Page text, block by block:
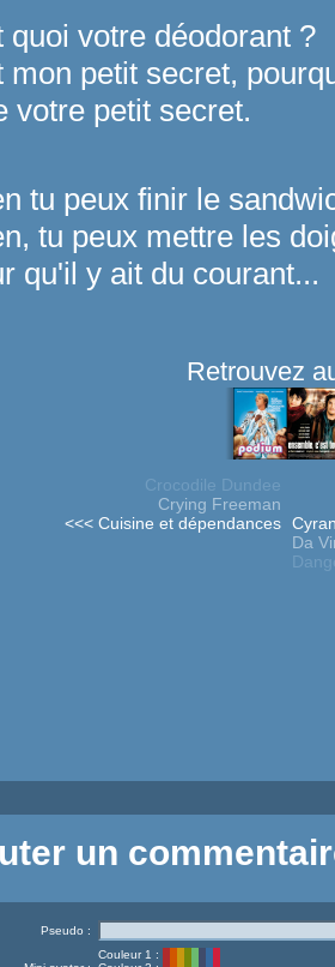
quoi votre déodorant ?
mon petit secret,
votre petit secret.
tu peux finir le
tu peux mettre les
qu'il y ait du courant...
Retrouvez
Crocodile Dundee
Crying Freeman
<<< Cuisine et dépendances
Da
un
Pseudo :
Couleur 1 :